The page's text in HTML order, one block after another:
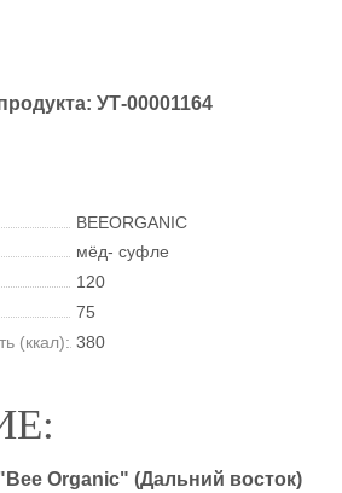
УТ-00001164
BEEORGANIC
мёд- суфле
120
75
(ккал): 380
Organic" (Дальний восток)